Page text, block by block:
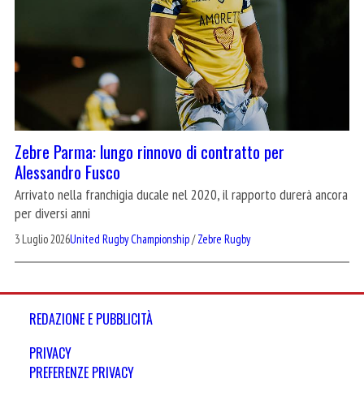
Zebre Parma: lungo rinnovo di contratto per
Alessandro Fusco
Arrivato nella franchigia ducale nel 2020, il rapporto durerà ancora
per diversi anni
3 Luglio 2026United Rugby Championship/Zebre Rugby
REDAZIONE E PUBBLICITÀ
PRIVACY
PREFERENZE PRIVACY